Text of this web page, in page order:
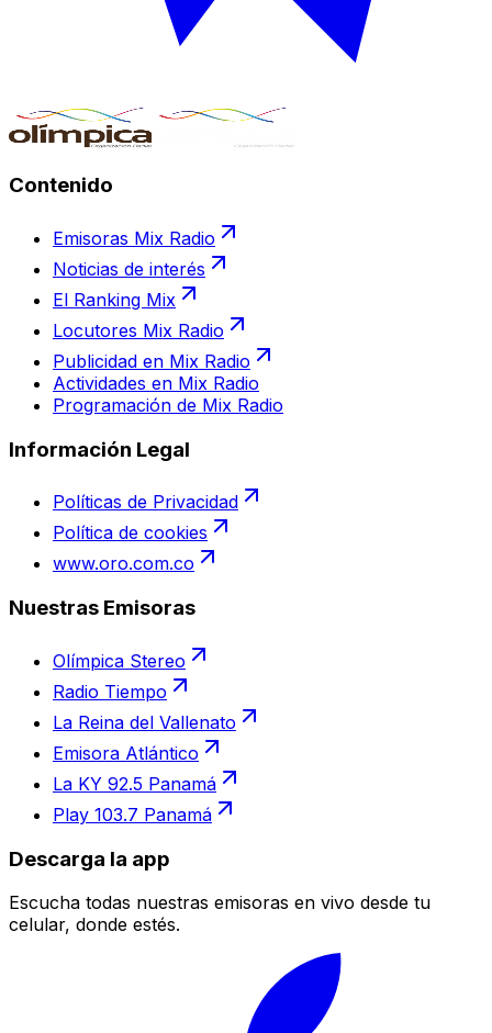
Contenido
Emisoras Mix Radio
Noticias de interés
El Ranking Mix
Locutores Mix Radio
Publicidad en Mix Radio
Actividades en Mix Radio
Programación de Mix Radio
Información Legal
Políticas de Privacidad
Política de cookies
www.oro.com.co
Nuestras Emisoras
Olímpica Stereo
Radio Tiempo
La Reina del Vallenato
Emisora Atlántico
La KY 92.5 Panamá
Play 103.7 Panamá
Descarga la app
Escucha todas nuestras emisoras en vivo desde tu
celular, donde estés.